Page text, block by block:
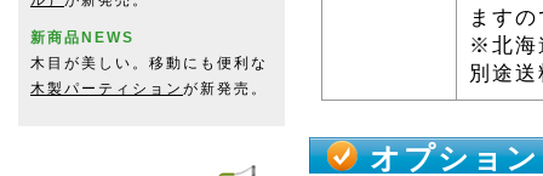
新商品NEWS
木目が美しい。移動にも便利な
木製パーティション が新発売。
ます
※北海
別途
オプショ